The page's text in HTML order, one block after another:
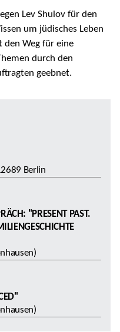
Lev Shulov für den
um jüdisches Leben
den Weg für eine
durch den
geebnet.
Berlin
"PRESENT PAST.